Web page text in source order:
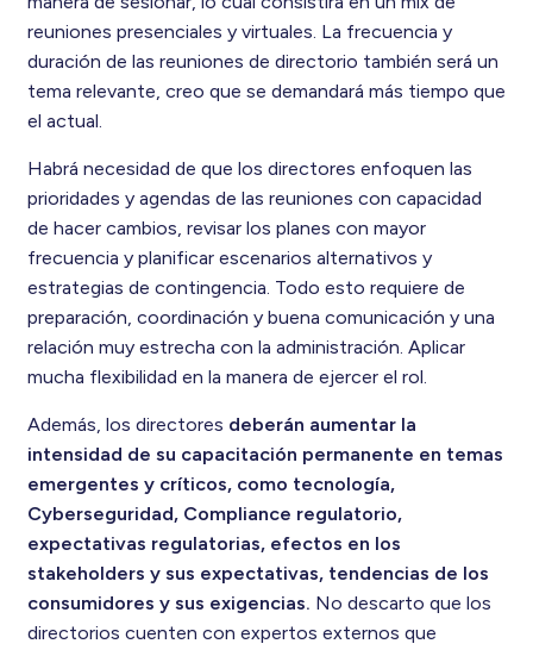
reuniones presenciales y virtuales. La frecuencia y
duración de las reuniones de directorio también será un
tema relevante, creo que se demandará más tiempo que
el actual.
Habrá necesidad de que los directores enfoquen las
prioridades y agendas de las reuniones con capacidad
de hacer cambios, revisar los planes con mayor
frecuencia y planificar escenarios alternativos y
estrategias de contingencia. Todo esto requiere de
preparación, coordinación y buena comunicación y una
relación muy estrecha con la administración. Aplicar
mucha flexibilidad en la manera de ejercer el rol.
Además, los directores deberán aumentar la
intensidad de su capacitación permanente en temas
emergentes y críticos, como tecnología,
Cyberseguridad, Compliance regulatorio,
expectativas regulatorias, efectos en los
stakeholders y sus expectativas, tendencias de los
consumidores y sus exigencias. No descarto que los
directorios cuenten con expertos externos que